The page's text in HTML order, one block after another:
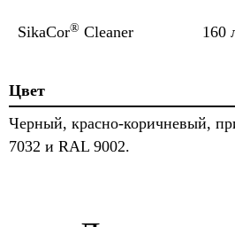
SikaCor® Cleaner 160
Цвет
Черный, красно-коричневый,
7032 и RAL 9002.